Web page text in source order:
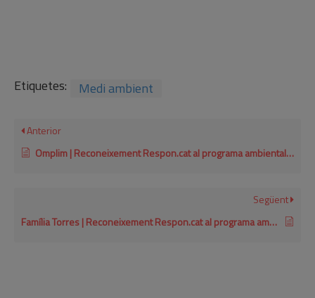
Etiquetes: Medi ambient
Anterior
Omplim | Reconeixement Respon.cat al programa ambiental de col·laboració 2021
Següent
Família Torres | Reconeixement Respon.cat al programa ambiental de col·laboració 2018